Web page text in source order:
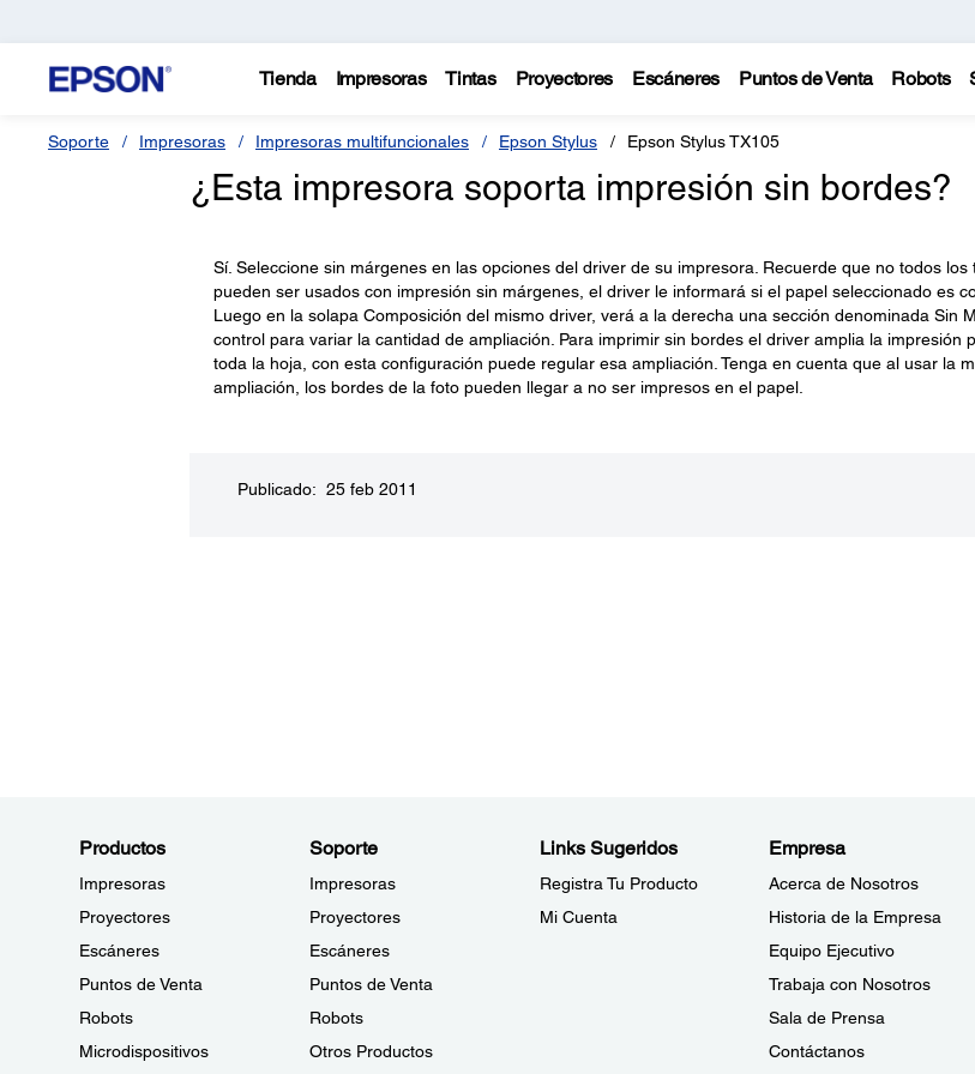
Tienda Impresoras Tintas Proyectores Escáneres Puntos de Venta Robots
Soporte Impresoras Impresoras multifuncionales Epson Stylus Epson Stylus TX105
¿Esta impresora soporta impresión sin bordes?
Sí. Seleccione sin márgenes en las opciones del driver de su impresora. Recuerde que no todos los
pueden ser usados con impresión sin márgenes, el driver le informará si el papel seleccionado es
Luego en la solapa Composición del mismo driver, verá a la derecha una sección denominada Sin
control para variar la cantidad de ampliación. Para imprimir sin bordes el driver amplia la impresión
toda la hoja, con esta configuración puede regular esa ampliación. Tenga en cuenta que al usar la
ampliación, los bordes de la foto pueden llegar a no ser impresos en el papel.
Publicado: 25 feb 2011
Productos
Impresoras
Proyectores
Escáneres
Puntos de Venta
Robots
Microdispositivos
Soporte
Impresoras
Proyectores
Escáneres
Puntos de Venta
Robots
Otros Productos
Links Sugeridos
Registra Tu Producto
Mi Cuenta
Empresa
Acerca de Nosotros
Historia de la Empresa
Equipo Ejecutivo
Trabaja con Nosotros
Sala de Prensa
Contáctanos